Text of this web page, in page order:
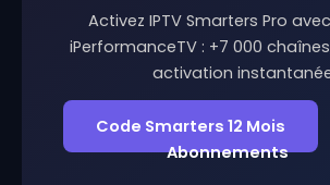
Activez IPTV Smarters Pro
iPerformanceTV : +7 000
activation
Code Smarters 12 Mois
Abonnements